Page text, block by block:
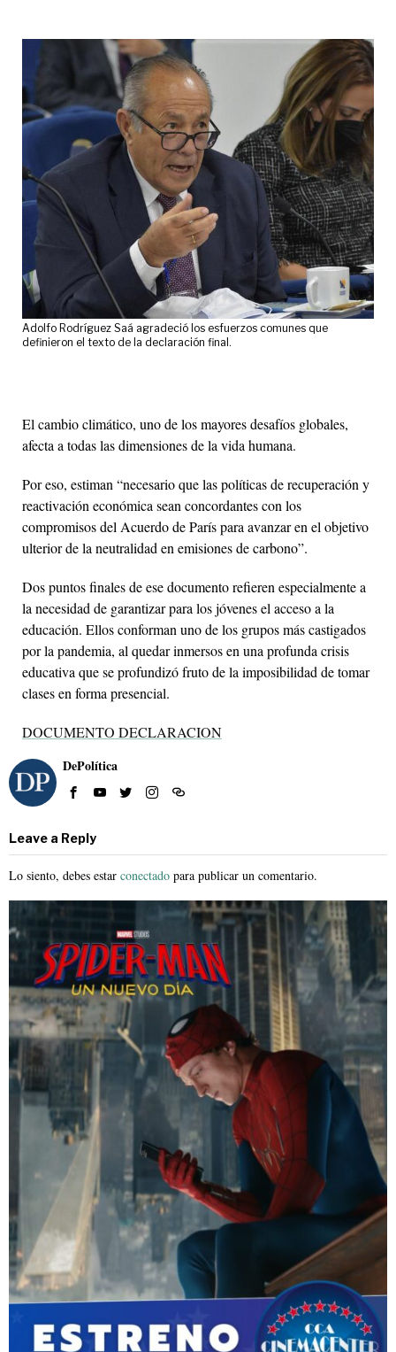
Adolfo Rodríguez Saá agradeció los esfuerzos comunes que
definieron el texto de la declaración final.
El cambio climático, uno de los mayores desafíos globales,
afecta a todas las dimensiones de la vida humana.
Por eso, estiman “necesario que las políticas de recuperación y
reactivación económica sean concordantes con los
compromisos del Acuerdo de París para avanzar en el objetivo
ulterior de la neutralidad en emisiones de carbono”.
Dos puntos finales de ese documento refieren especialmente a
la necesidad de garantizar para los jóvenes el acceso a la
educación. Ellos conforman uno de los grupos más castigados
por la pandemia, al quedar inmersos en una profunda crisis
educativa que se profundizó fruto de la imposibilidad de tomar
clases en forma presencial.
DOCUMENTO DECLARACION
DePolítica
Leave a Reply
Lo siento, debes estar conectado para publicar un comentario.